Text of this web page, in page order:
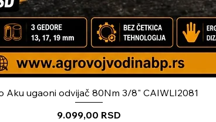
Aku ugaoni odvijač 80Nm 3/8" CAIWLI2081
Price
9.099,00 RSD